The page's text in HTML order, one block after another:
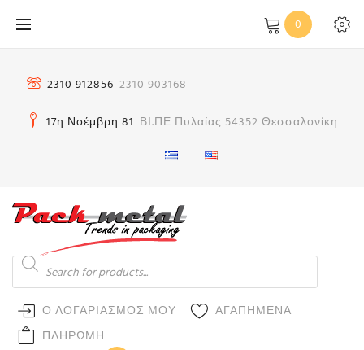
στο
0
2310 912856 2310 903168
17η Νοέμβρη 81 ΒΙ.ΠΕ Πυλαίας 54352 Θεσσαλονίκη
Products
search
Ο ΛΟΓΑΡΙΑΣΜΟΣ ΜΟΥ
ΑΓΑΠΗΜΕΝΑ
ΠΛΗΡΩΜΗ